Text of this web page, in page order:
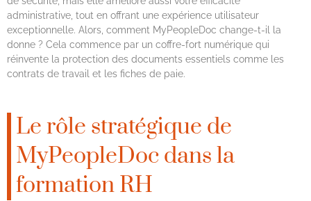
administrative, tout en offrant une expérience utilisateur
exceptionnelle. Alors, comment MyPeopleDoc change-t-il la
donne ? Cela commence par un coffre-fort numérique qui
réinvente la protection des documents essentiels comme les
contrats de travail et les fiches de paie.
Le rôle stratégique de
MyPeopleDoc dans la
formation RH